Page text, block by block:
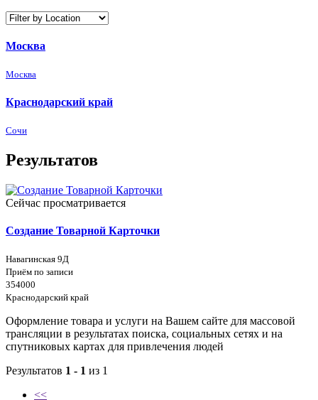
Москва
Москва
Краснодарский край
Сочи
Результатов
Сейчас просматривается
Создание Товарной Карточки
Навагинская 9Д
Приём по записи
354000
Краснодарский край
Оформление товара и услуги на Вашем сайте для массовой
трансляции в результатах поиска, социальных сетях и на
спутниковых картах для привлечения людей
Результатов 1 - 1 из 1
<<